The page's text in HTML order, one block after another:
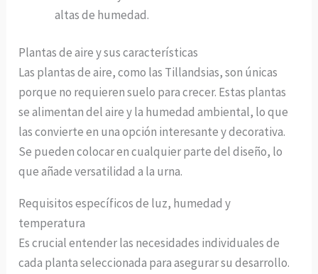
altas de humedad.
Plantas de aire y sus características
Las plantas de aire, como las Tillandsias, son únicas
porque no requieren suelo para crecer. Estas plantas
se alimentan del aire y la humedad ambiental, lo que
las convierte en una opción interesante y decorativa.
Se pueden colocar en cualquier parte del diseño, lo
que añade versatilidad a la urna.
Requisitos específicos de luz, humedad y
temperatura
Es crucial entender las necesidades individuales de
cada planta seleccionada para asegurar su desarrollo.